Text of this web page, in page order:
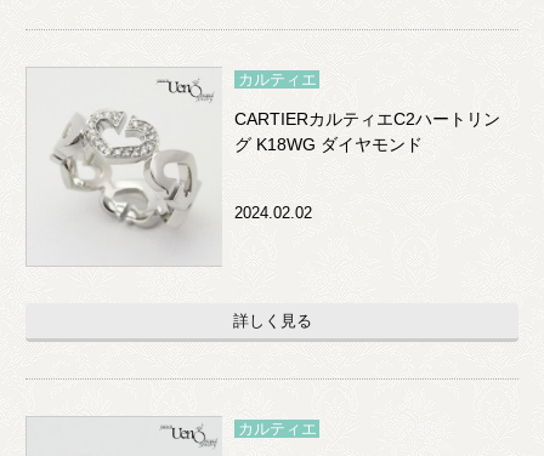
カルティエ
CARTIERカルティエC2ハートリン
グ K18WG ダイヤモンド
2024.02.02
詳しく見る
カルティエ